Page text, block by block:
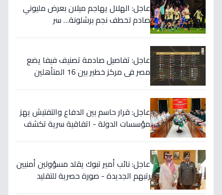
عاجل: الهلال يهاجم ميلان بعرض مليوني
صادم لخطف نجم برشلونة… سر
عاجل: تفاصيل صادمة تصنيف فيفا يضع
مصر في مركز خطير بين 16 المتأهلين
عاجل: قرار حاسم بين الدفاع والتفتيش يهز
مؤسسات الدولة - اتفاقية سرية تكشف
عاجل: نائب أمير تبوك يقلد مسؤولين أمنيين
رتبهم الجديدة - صورة حصرية للتقليد